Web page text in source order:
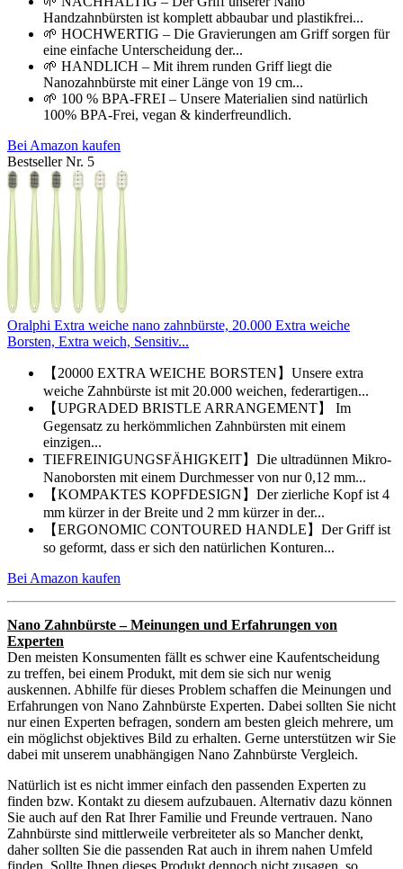
Handzahnbürsten ist komplett abbaubar und plastikfrei...
🌱 HOCHWERTIG – Die Gravierungen am Griff sorgen für
eine einfache Unterscheidung der...
🌱 HANDLICH – Mit ihrem runden Griff liegt die
Nanozahnbürste mit einer Länge von 19 cm...
🌱 100 % BPA-FREI – Unsere Materialien sind natürlich
100% BPA-Frei, vegan & kinderfreundlich.
Bei Amazon kaufen
Bestseller Nr. 5
Oralphi Extra weiche nano zahnbürste, 20.000 Extra weiche
Borsten, Extra weich, Sensitiv...
【20000 EXTRA WEICHE BORSTEN】Unsere extra
weiche Zahnbürste ist mit 20.000 weichen, federartigen...
【UPGRADED BRISTLE ARRANGEMENT】 Im
Gegensatz zu herkömmlichen Zahnbürsten mit einem
einzigen...
TIEFREINIGUNGSFÄHIGKEIT】Die ultradünnen Mikro-
Nanoborsten mit einem Durchmesser von nur 0,12 mm...
【KOMPAKTES KOPFDESIGN】Der zierliche Kopf ist 4
mm kürzer in der Breite und 2 mm kürzer in der...
【ERGONOMIC CONTOURED HANDLE】Der Griff ist
so geformt, dass er sich den natürlichen Konturen...
Bei Amazon kaufen
Nano Zahnbürste – Meinungen und Erfahrungen von
Experten
Den meisten Konsumenten fällt es schwer eine Kaufentscheidung
zu treffen, bei einem Produkt, mit dem sie sich nur wenig
auskennen. Abhilfe für dieses Problem schaffen die Meinungen und
Erfahrungen von Nano Zahnbürste Experten. Dabei sollten Sie nicht
nur einen Experten befragen, sondern am besten gleich mehrere, um
ein möglichst objektives Bild zu erhalten. Gerne unterstützen wir Sie
dabei mit unserem unabhängigen Nano Zahnbürste Vergleich.
Natürlich ist es nicht immer einfach den passenden Experten zu
finden bzw. Kontakt zu diesem aufzubauen. Alternativ dazu können
Sie auch auf den Rat Ihrer Familie und Freunde vertrauen. Nano
Zahnbürste sind mittlerweile verbreiteter als so Mancher denkt,
daher sollten Sie die passenden Rat auch in ihrem nahen Umfeld
finden. Sollte Ihnen dieses Produkt dennoch nicht zusagen, so